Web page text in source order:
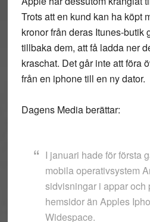
Trots att en kund kan ha köpt
kronor från deras Itunes-butik
tillbaka dem, att få ladda ner
kraschat. Det går inte att föra
från en iphone till en ny dator.
Dagens Media berättar:
I januari hade för första
mobila operativsystem
sidvisningar i appar och
hemsidor än Apples
Widespace.